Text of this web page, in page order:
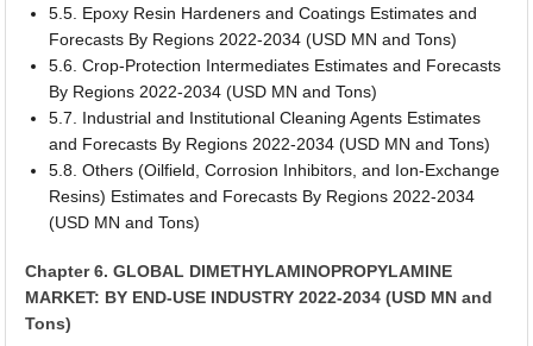
5.5. Epoxy Resin Hardeners and Coatings Estimates and
Forecasts By Regions 2022-2034 (USD MN and Tons)
5.6. Crop-Protection Intermediates Estimates and Forecasts
By Regions 2022-2034 (USD MN and Tons)
5.7. Industrial and Institutional Cleaning Agents Estimates
and Forecasts By Regions 2022-2034 (USD MN and Tons)
5.8. Others (Oilfield, Corrosion Inhibitors, and Ion-Exchange
Resins) Estimates and Forecasts By Regions 2022-2034
(USD MN and Tons)
Chapter 6. GLOBAL DIMETHYLAMINOPROPYLAMINE
MARKET: BY END-USE INDUSTRY 2022-2034 (USD MN and
Tons)